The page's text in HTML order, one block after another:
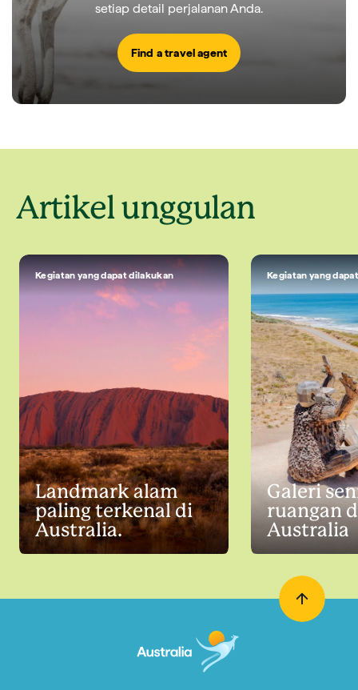
setiap detail perjalanan Anda.
Find a travel agent
Artikel unggulan
Kegiatan yang dapat dilakukan
Landmark alam
paling terkenal di
Australia.
Kegiatan yang
Galeri
ruangan
Australia